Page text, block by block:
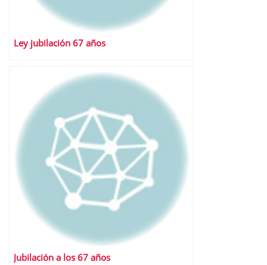
Ley jubilación 67 años
Jubilación a los 67 años